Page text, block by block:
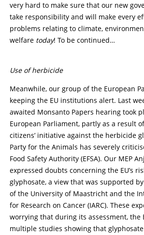
very hard to make sure that our new
take responsibility and will make every
problems relating to climate,
welfare today! To be continued…
Use of herbicide
Meanwhile, our group of the European
keeping the EU institutions alert. Last
awaited Monsanto Papers hearing took
European Parliament, partly as a result
citizens’ initiative against the herbicide
Party for the Animals has severely
Food Safety Authority (EFSA). Our MEP
expressed doubts concerning the EU’s
glyphosate, a view that was supported
of the University of Maastricht and the
for Research on Cancer (IARC). These
worrying that during its assessment, the
multiple studies showing that